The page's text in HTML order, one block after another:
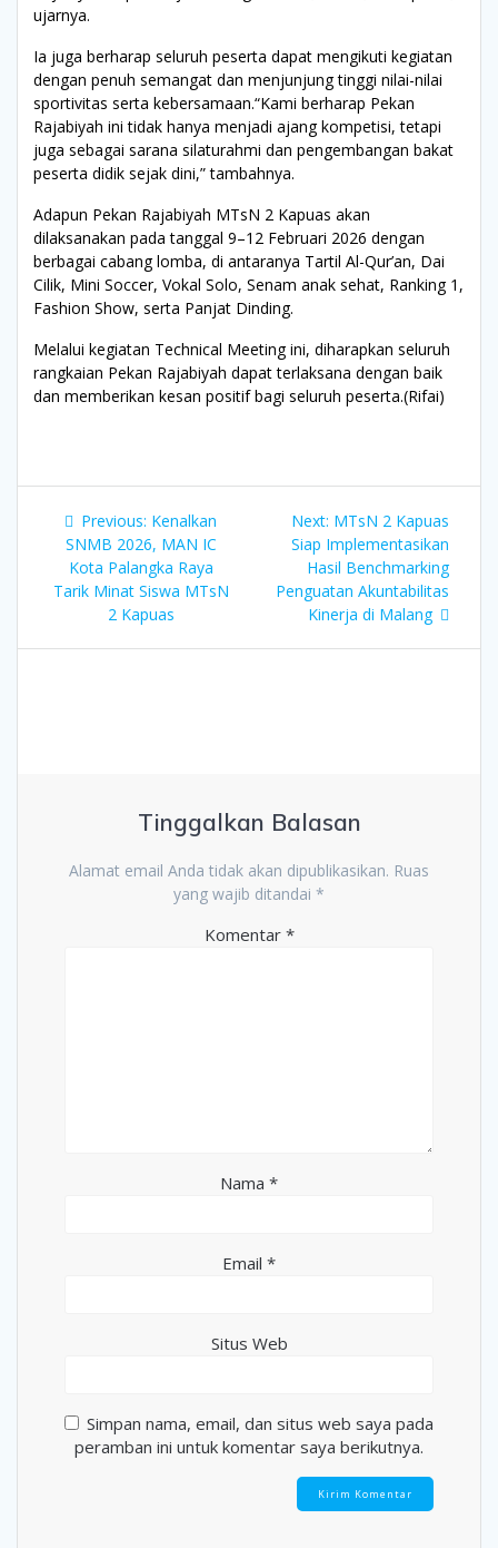
ujarnya.
Ia juga berharap seluruh peserta dapat mengikuti kegiatan
dengan penuh semangat dan menjunjung tinggi nilai-nilai
sportivitas serta kebersamaan.“Kami berharap Pekan
Rajabiyah ini tidak hanya menjadi ajang kompetisi, tetapi
juga sebagai sarana silaturahmi dan pengembangan bakat
peserta didik sejak dini,” tambahnya.
Adapun Pekan Rajabiyah MTsN 2 Kapuas akan
dilaksanakan pada tanggal 9–12 Februari 2026 dengan
berbagai cabang lomba, di antaranya Tartil Al-Qur’an, Dai
Cilik, Mini Soccer, Vokal Solo, Senam anak sehat, Ranking 1,
Fashion Show, serta Panjat Dinding.
Melalui kegiatan Technical Meeting ini, diharapkan seluruh
rangkaian Pekan Rajabiyah dapat terlaksana dengan baik
dan memberikan kesan positif bagi seluruh peserta.(Rifai)
Navigasi
pos
Previous: Previous
post:
Kenalkan
SNMB 2026, MAN IC
Kota Palangka Raya
Tarik Minat Siswa MTsN
2 Kapuas
Next: Next
post:
MTsN 2 Kapuas
Siap Implementasikan
Hasil Benchmarking
Penguatan Akuntabilitas
Kinerja di Malang
Tinggalkan Balasan
Alamat email Anda tidak akan dipublikasikan. Ruas
yang wajib ditandai *
Komentar *
Nama *
Email *
Situs Web
Simpan nama, email, dan situs web saya pada
peramban ini untuk komentar saya berikutnya.